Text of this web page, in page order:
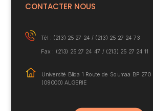
CONTACTER NOUS
Tél : (213) 25 27 24 / (213) 25 27 24 73
Fax : (213) 25 27 24 47 / (213) 25 27 24 11
Université Blida 1 Route de Soumaa BP 270
(09000) ALGERIE